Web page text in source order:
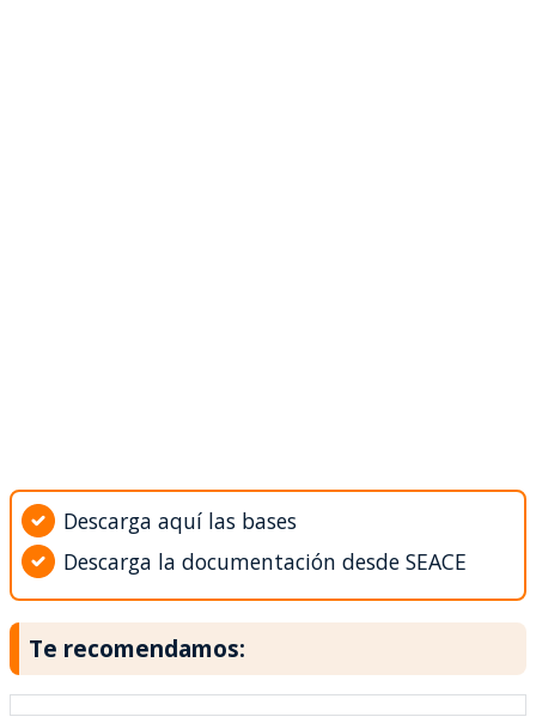
Descarga aquí las bases
Descarga la documentación desde SEACE
Te recomendamos: